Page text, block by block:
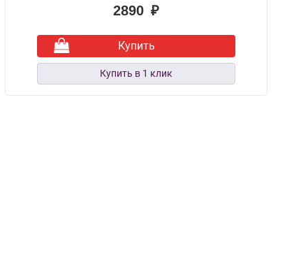
2890 ₽
Купить